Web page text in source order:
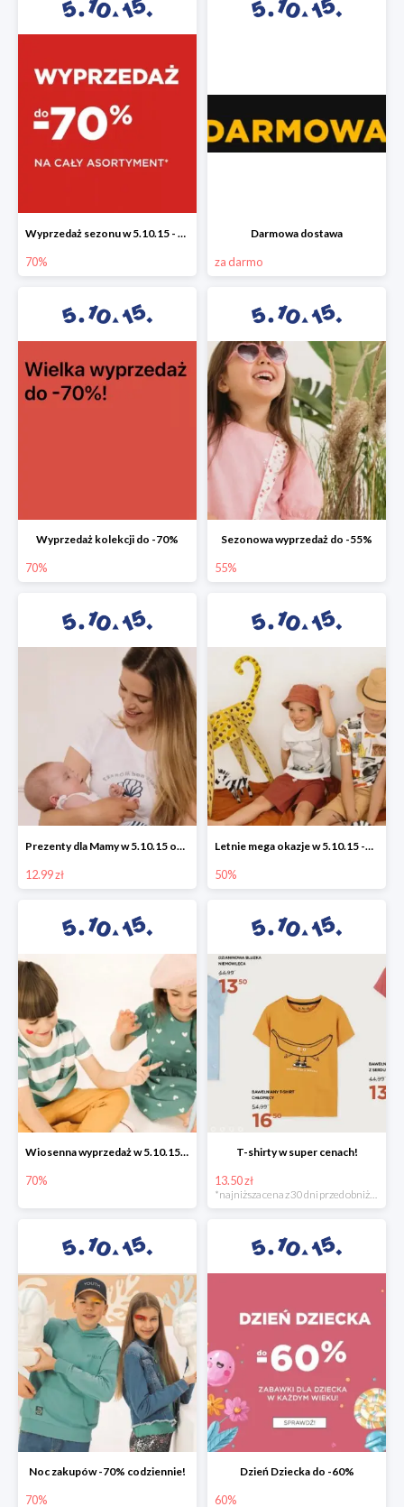
Wyprzedaż sezonu w 5.10.15 - cały asortyment -70%
70%
Darmowa dostawa
za darmo
Wyprzedaż kolekcji do -70%
70%
Sezonowa wyprzedaż do -55%
55%
Prezenty dla Mamy w 5.10.15 od 12,99 zł
12.99 zł
Letnie mega okazje w 5.10.15 -50%
50%
Wiosenna wyprzedaż w 5.10.15 -70%
70%
T-shirty w super cenach!
13.50 zł
*najniższa cena z 30 dni przed obniżką
Noc zakupów -70% codziennie!
70%
Dzień Dziecka do -60%
60%